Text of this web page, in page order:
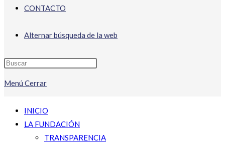
CONTACTO
Alternar búsqueda de la web
Menú Cerrar
INICIO
LA FUNDACIÓN
TRANSPARENCIA